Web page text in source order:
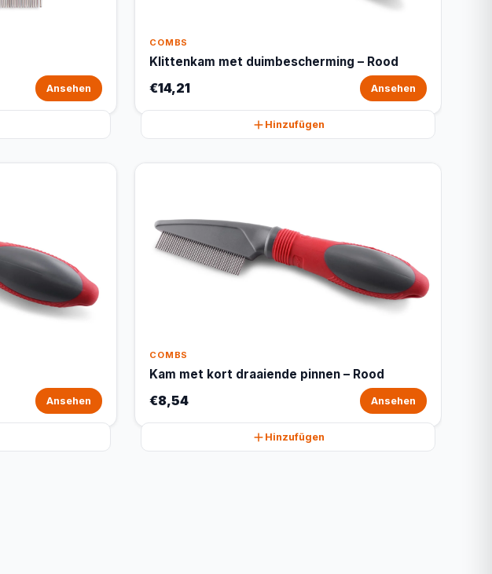
Ansehen
COMBS
Klittenkam met duimbescherming – Rood
€14,21 Ansehen
Hinzufügen
Ansehen
COMBS
Kam met kort draaiende pinnen – Rood
€8,54 Ansehen
Hinzufügen